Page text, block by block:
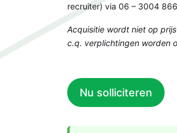
recruiter) via 06 – 3004
Acquisitie wordt niet op
c.q. verplichtingen worden
Nu solliciteren